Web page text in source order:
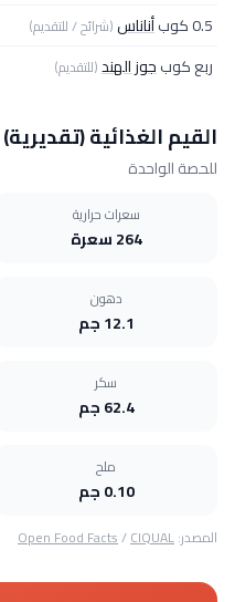
0.5 كوب أناناس(شرائح / للتقديم)
ربع كوبجوز الهند(للتقديم)
القيم الغذائية (تقديرية)
للحصة الواحدة
سعرات حرارية
264 سعرة
دهون
12.1 جم
سكر
62.4 جم
ملح
0.10 جم
المصدر: Open Food Facts/CIQUAL